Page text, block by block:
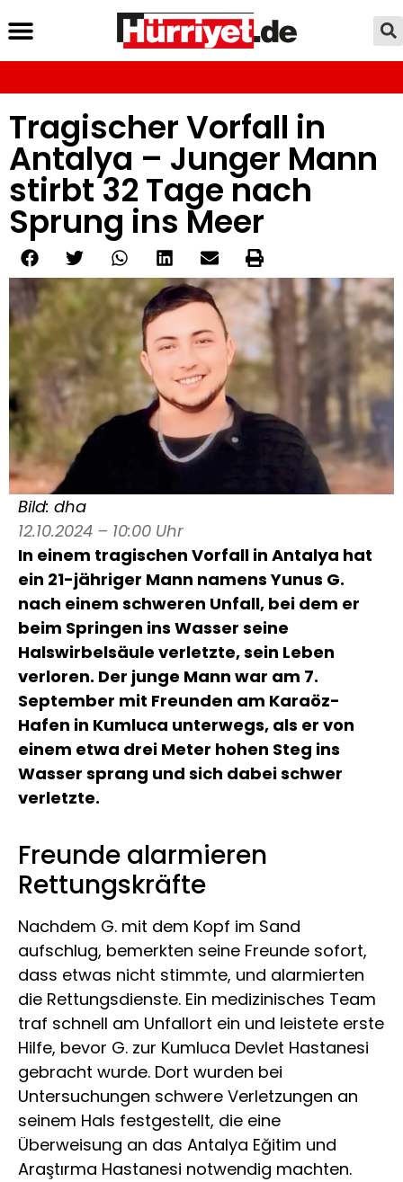
Tragischer Vorfall in
Antalya – Junger Mann
stirbt 32 Tage nach
Sprung ins Meer
Bild: dha
12.10.2024 – 10:00 Uhr
In einem tragischen Vorfall in Antalya hat
ein 21-jähriger Mann namens Yunus G.
nach einem schweren Unfall, bei dem er
beim Springen ins Wasser seine
Halswirbelsäule verletzte, sein Leben
verloren. Der junge Mann war am 7.
September mit Freunden am Karaöz-
Hafen in Kumluca unterwegs, als er von
einem etwa drei Meter hohen Steg ins
Wasser sprang und sich dabei schwer
verletzte.
Freunde alarmieren
Rettungskräfte
Nachdem G. mit dem Kopf im Sand
aufschlug, bemerkten seine Freunde sofort,
dass etwas nicht stimmte, und alarmierten
die Rettungsdienste. Ein medizinisches Team
traf schnell am Unfallort ein und leistete erste
Hilfe, bevor G. zur Kumluca Devlet Hastanesi
gebracht wurde. Dort wurden bei
Untersuchungen schwere Verletzungen an
seinem Hals festgestellt, die eine
Überweisung an das Antalya Eğitim und
Araştırma Hastanesi notwendig machten.